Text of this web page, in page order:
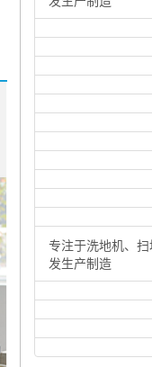
专注于洗地机、
发生产制造